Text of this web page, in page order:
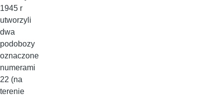
1945 r
utworzyli
dwa
podobozy
oznaczone
numerami
22 (na
terenie